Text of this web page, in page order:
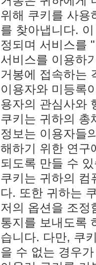
위해 쿠키를 사용
를 찾아냅니다.
정되며 서비스를
서비스를 이용하
거봉에 접속하는
이용자와 미등록
용자의 관심사와
쿠키는 귀하의 총
정보는 이용자들
해하기 위한 연구
되도록 만들 수
쿠키는 귀하의 컴
다. 또한 귀하는
저의 옵션을 조정
통지를 보내도록
습니다. 다만, 쿠
을 수 없는 경우